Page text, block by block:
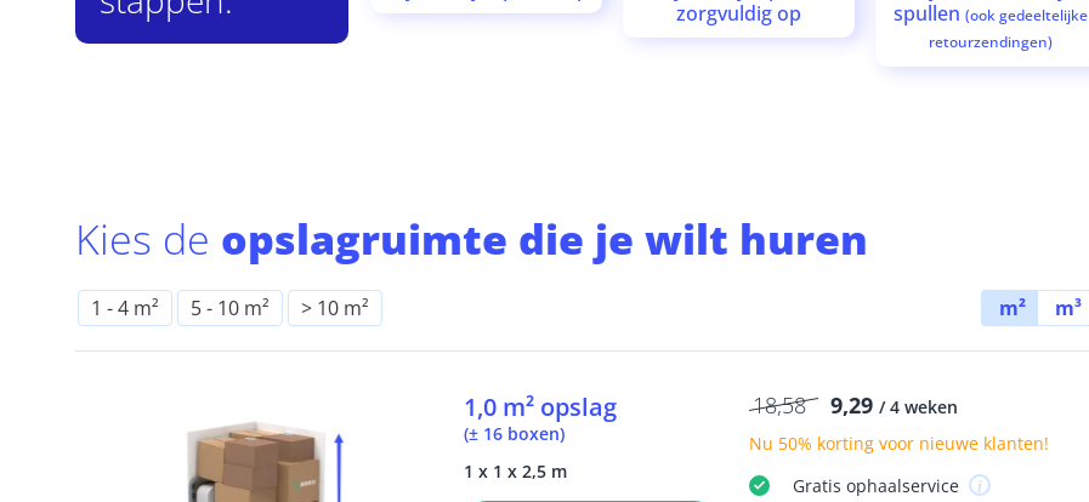
zorgvuldig op
spullen(ook gedeeltelijke
retourzendingen)
Kies de opslagruimte die je wilt huren
1 -4 m² 5- 10 m² > 10 m² m² m³
1,0 m² opslag
(± 16 boxen)
1 x 1 x 2,5 m
18,58 9,29 / 4 weken
Nu 50% kortingvoor nieuwe klanten!
Gratis ophaalservice